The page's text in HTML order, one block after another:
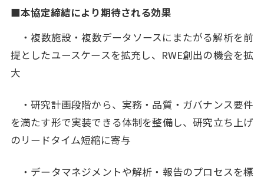
■本協定締結により期待される効果
・複数施設・複数データソースにまたがる解析を前
提としたユースケースを拡充し、RWE創出の機会を拡
大
・研究計画段階から、実務・品質・ガバナンス要件
を満たす形で実装できる体制を整備し、研究立ち上げ
のリードタイム短縮に寄与
・データマネジメントや解析・報告のプロセスを標